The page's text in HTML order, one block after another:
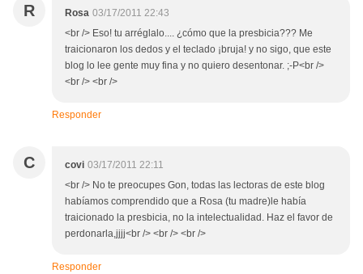
R Rosa 03/17/2011 22:43
<br /> Eso! tu arréglalo.... ¿cómo que la presbicia??? Me
traicionaron los dedos y el teclado ¡bruja! y no sigo, que este
blog lo lee gente muy fina y no quiero desentonar. ;-P<br />
<br /> <br />
Responder
C covi 03/17/2011 22:11
<br /> No te preocupes Gon, todas las lectoras de este blog
habíamos comprendido que a Rosa (tu madre)le había
traicionado la presbicia, no la intelectualidad. Haz el favor de
perdonarla,jjjj<br /> <br /> <br />
Responder